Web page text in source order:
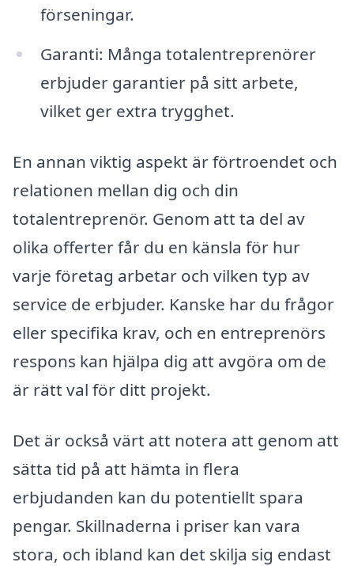
förseningar.
Garanti: Många totalentreprenörer
erbjuder garantier på sitt arbete,
vilket ger extra trygghet.
En annan viktig aspekt är förtroendet och
relationen mellan dig och din
totalentreprenör. Genom att ta del av
olika offerter får du en känsla för hur
varje företag arbetar och vilken typ av
service de erbjuder. Kanske har du frågor
eller specifika krav, och en entreprenörs
respons kan hjälpa dig att avgöra om de
är rätt val för ditt projekt.
Det är också värt att notera att genom att
sätta tid på att hämta in flera
erbjudanden kan du potentiellt spara
pengar. Skillnaderna i priser kan vara
stora, och ibland kan det skilja sig endast